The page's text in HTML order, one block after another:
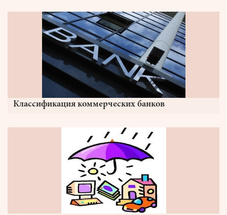
Классификация коммерческих банков